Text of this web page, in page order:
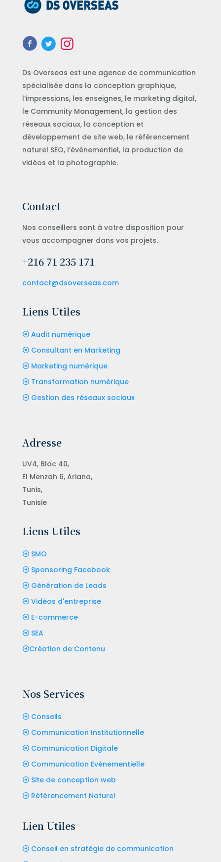
Ds Overseas est une agence de communication
spécialisée dans la conception graphique,
l’impressions, les enseignes, le marketing digital,
le Community Management, la gestion des
réseaux sociaux, la conception et
développement de site web, le référencement
naturel SEO, l’événementiel, la production de
vidéos et la photographie.
Contact
Nos conseillers sont à votre disposition pour
vous accompagner dans vos projets.
+216 71 235 171
contact@dsoverseas.com
Liens Utiles
Audit numérique
Consultant en Marketing
Marketing numérique
Transformation numérique
Gestion des réseaux sociaux
Adresse
UV4, Bloc 40,
El Menzah 6, Ariana,
Tunis,
Tunisie
Liens Utiles
SMO
Sponsoring Facebook
Génération de Leads
Vidéos d'entreprise
E-commerce
SEA
Création de Contenu
Nos Services
Conseils
Communication Institutionnelle
Communication Digitale
Communication Evénementielle
Site de conception web
Référencement Naturel
Lien Utiles
Conseil en stratégie de communication